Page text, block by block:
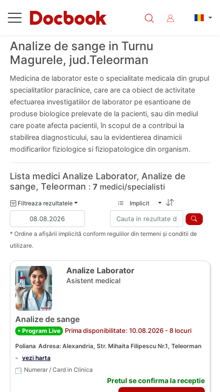
Analize de sange in Turnu
Magurele, jud.Teleorman
Medicina de laborator este o specialitate medicala din grupul
specialitatilor paraclinice, care are ca obiect de activitate
efectuarea investigatiilor de laborator pe esantioane de
produse biologice prelevate de la pacienti, sau din mediul
care poate afecta pacientii, în scopul de a contribui la
stabilirea diagnosticului, sau la evidentierea dinamicii
modificarilor fiziologice si fiziopatologice din organism.
Lista medici Analize Laborator, Analize de
sange, Teleorman : 7 medici/specialisti
Filtreaza rezultatele Implicit
* Ordine a afișării implicită conform regulilor din termeni și conditii de
utilizare.
Analize Laborator
Asistent medical
Analize de sange
• Program Live Prima disponibilitate: 10.08.2026 - 8 locuri
Poliana Adresa: Alexandria, Str. Mihaita Filipescu Nr.1, Teleorman
- vezi harta
Numerar / Card in Clinica
Pretul se confirma la receptie